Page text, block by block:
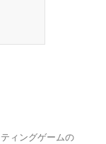
ィングゲームの